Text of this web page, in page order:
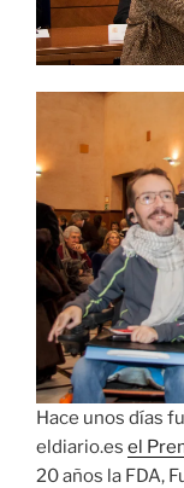
Hace unos días
eldiario.es el
20 años la FDA,